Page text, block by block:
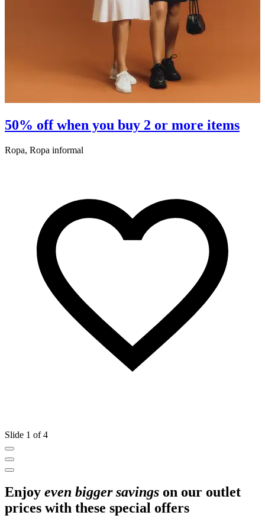
50% off when you buy 2 or more items
Ropa, Ropa informal
Slide 1 of 4
Enjoy even bigger savings on our outlet
prices with these special offers